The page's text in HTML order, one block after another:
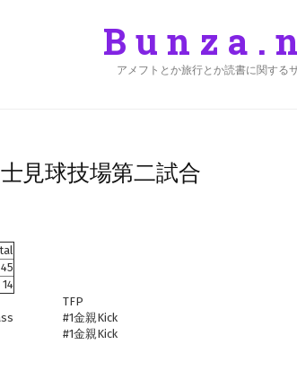
アメフトとか旅行とか読書に関する
見球技場第二試合
45
14
TFP
#1金親Kick
#1金親Kick